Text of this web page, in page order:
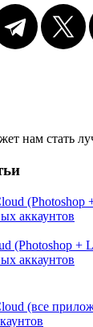
нам стать
(Photoshop +
аккаунтов